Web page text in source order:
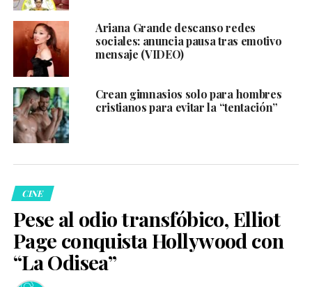
Ariana Grande descanso redes
sociales: anuncia pausa tras emotivo
mensaje (VIDEO)
Crean gimnasios solo para hombres
cristianos para evitar la “tentación”
CINE
Pese al odio transfóbico, Elliot
Page conquista Hollywood con
“La Odisea”